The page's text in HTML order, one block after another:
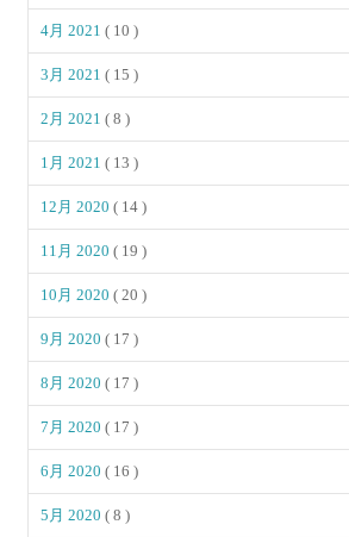
4月 2021( 10 )
3月 2021( 15 )
2月 2021( 8 )
1月 2021( 13 )
12月 2020( 14 )
11月 2020( 19 )
10月 2020( 20 )
9月 2020( 17 )
8月 2020( 17 )
7月 2020( 17 )
6月 2020( 16 )
5月 2020( 8 )